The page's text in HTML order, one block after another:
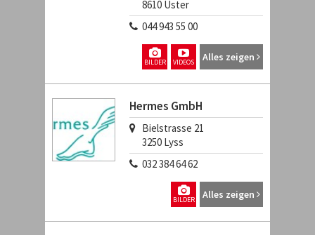
8610 Uster
044 943 55 00
Alles zeigen
VIDEOS
BILDER
Hermes GmbH
Bielstrasse 21
3250 Lyss
032 384 64 62
Alles zeigen
BILDER